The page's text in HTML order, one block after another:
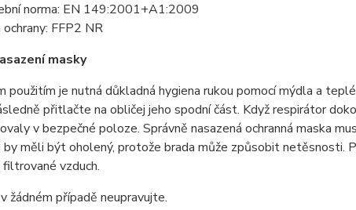
norma: EN 149:2001+A1:2009
FFP2 NR
masky
použitím je nutná důkladná hygiena rukou pomocí mýdla a
přitlačte na obličej jeho spodní část. Když respirátor
v bezpečné poloze. Správně nasazená ochranná maska
by měli být oholený, protože brada může způsobit netěsnosti.
vzduch.
žádném případě neupravujte.